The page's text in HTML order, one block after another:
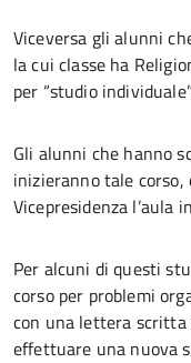
Viceversa gli alunni
la cui classe ha
per “studio
Gli alunni che hanno
inizieranno tale
Vicepresidenza l’aula
Per alcuni di questi
corso per problemi
con una lettera
effettuare una nuova